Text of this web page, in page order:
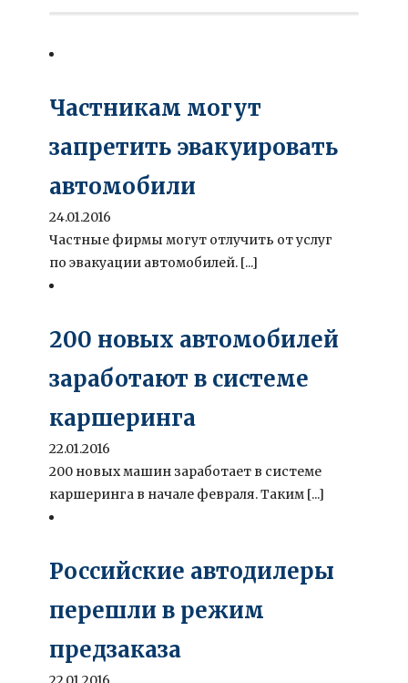
Частникам могут
запретить эвакуировать
автомобили
24.01.2016
Частные фирмы могут отлучить от услуг
по эвакуации автомобилей. [...]
200 новых автомобилей
заработают в системе
каршеринга
22.01.2016
200 новых машин заработает в системе
каршеринга в начале февраля. Таким [...]
Российские автодилеры
перешли в режим
предзаказа